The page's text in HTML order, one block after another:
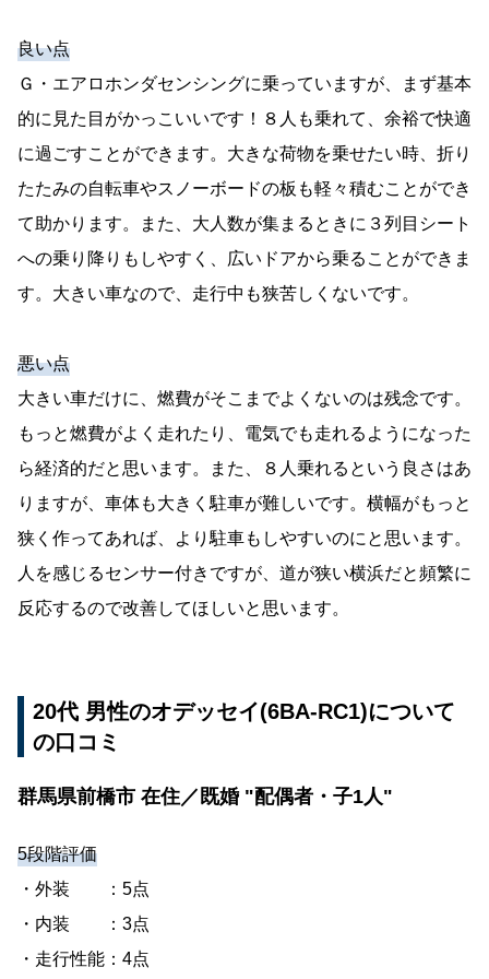
良い点
Ｇ・エアロホンダセンシングに乗っていますが、まず基本
的に見た目がかっこいいです！８人も乗れて、余裕で快適
に過ごすことができます。大きな荷物を乗せたい時、折り
たたみの自転車やスノーボードの板も軽々積むことができ
て助かります。また、大人数が集まるときに３列目シート
への乗り降りもしやすく、広いドアから乗ることができま
す。大きい車なので、走行中も狭苦しくないです。
悪い点
大きい車だけに、燃費がそこまでよくないのは残念です。
もっと燃費がよく走れたり、電気でも走れるようになった
ら経済的だと思います。また、８人乗れるという良さはあ
りますが、車体も大きく駐車が難しいです。横幅がもっと
狭く作ってあれば、より駐車もしやすいのにと思います。
人を感じるセンサー付きですが、道が狭い横浜だと頻繁に
反応するので改善してほしいと思います。
20代 男性のオデッセイ(6BA-RC1)について
の口コミ
群馬県前橋市 在住／既婚 "配偶者・子1人"
5段階評価
・外装 ：5点
・内装 ：3点
・走行性能：4点